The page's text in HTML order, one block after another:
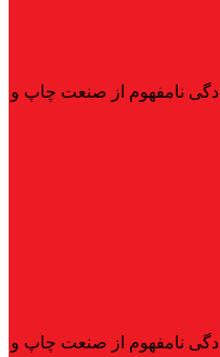
نامفهوم از صنعت چاپ و
نامفهوم از صنعت چاپ و